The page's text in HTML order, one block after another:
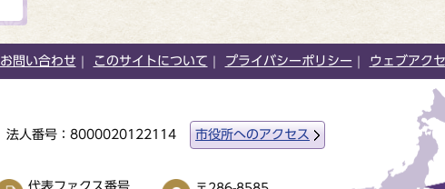
お問い合わせ このサイトについて プライバシーポリシー ウェブアク
法人番号：8000020122114 市役所へのアクセス
代表ファクス番号